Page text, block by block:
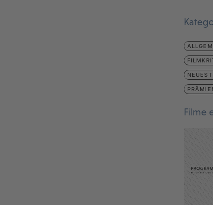
Filme